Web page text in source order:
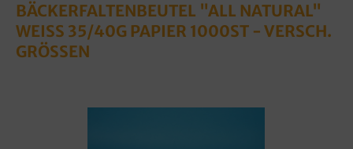
BÄCKERFALTENBEUTEL "ALL NATURAL"
WEISS 35/40G PAPIER 1000ST - VERSCH. G
RÖSSEN